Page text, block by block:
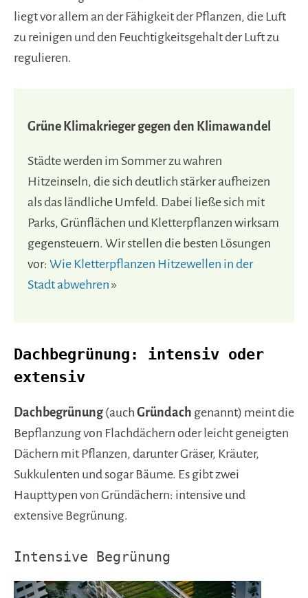
liegt vor allem an der Fähigkeit der Pflanzen, die Luft
zu reinigen und den Feuchtigkeitsgehalt der Luft zu
regulieren.
Grüne Klimakrieger gegen den Klimawandel
Städte werden im Sommer zu wahren
Hitzeinseln, die sich deutlich stärker aufheizen
als das ländliche Umfeld. Dabei ließe sich mit
Parks, Grünflächen und Kletterpflanzen wirksam
gegensteuern. Wir stellen die besten Lösungen
vor: Wie Kletterpflanzen Hitzewellen in der
Stadt abwehren »
Dachbegrünung: intensiv oder
extensiv
Dachbegrünung(auch Gründach genannt) meint die
Bepflanzung von Flachdächern oder leicht geneigten
Dächern mit Pflanzen, darunter Gräser, Kräuter,
Sukkulenten und sogar Bäume. Es gibt zwei
Haupttypen von Gründächern: intensive und
extensive Begrünung.
Intensive Begrünung